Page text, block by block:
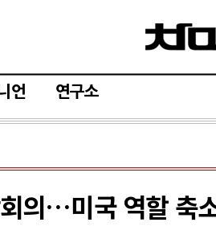
언 연구소
의…미국 역할 축